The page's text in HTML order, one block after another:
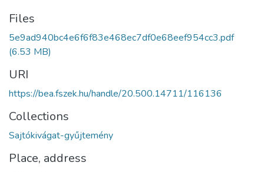
Files
5e9ad940bc4e6f6f83e468ec7df0e68eef954cc3.pdf
(6.53 MB)
URI
https://bea.fszek.hu/handle/20.500.14711/116136
Collections
Sajtókivágat-gyűjtemény
Place, address